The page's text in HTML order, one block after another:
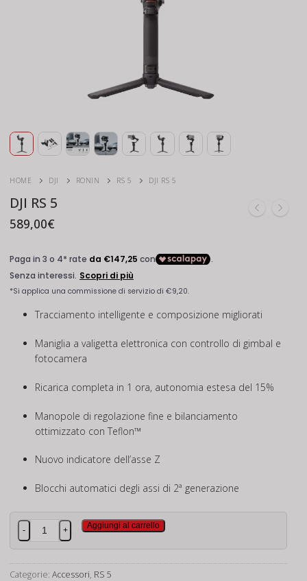
HOME DJI RONIN RS 5 DJI RS 5
DJI RS 5
589,00€
Tracciamento intelligente e composizione migliorati
Maniglia a valigetta elettronica con controllo di gimbal e
fotocamera
Ricarica completa in 1 ora, autonomia estesa del 15%
Manopole di regolazione fine e bilanciamento
ottimizzato con Teflon™
Nuovo indicatore dell’asse Z
Blocchi automatici degli assi di 2ª generazione
DJI
RS
quantità
- +
Aggiungi al carrello
Categorie: Accessori, RS 5